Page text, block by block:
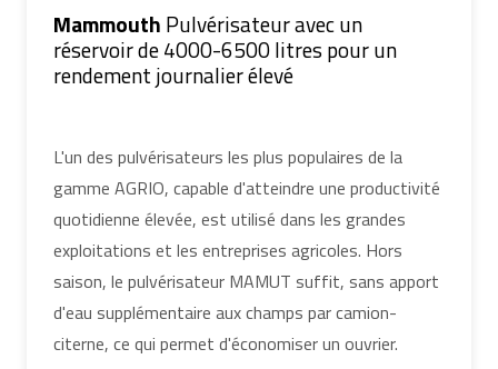
Mammouth Pulvérisateur avec un
réservoir de 4000-6500 litres pour un
rendement journalier élevé
L'un des pulvérisateurs les plus populaires de la
gamme AGRIO, capable d'atteindre une productivité
quotidienne élevée, est utilisé dans les grandes
exploitations et les entreprises agricoles. Hors
saison, le pulvérisateur MAMUT suffit, sans apport
d'eau supplémentaire aux champs par camion-
citerne, ce qui permet d'économiser un ouvrier.